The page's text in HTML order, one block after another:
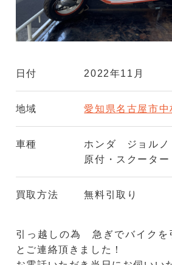
日付 2022年11月
地域 愛知県名古屋市中
車種
ホンダ ジョル
原付・スクーター
買取方法 無料引取り
引っ越しの為 急ぎでバイクを
とご連絡頂きました！